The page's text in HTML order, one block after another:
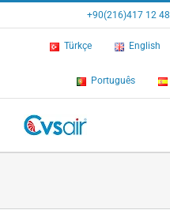
+90(216)417 12 48
Türkçe English
Português